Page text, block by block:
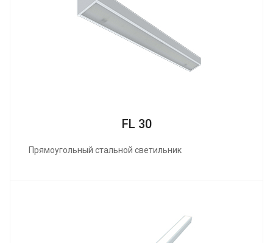
FL 30
Прямоугольный стальной светильник